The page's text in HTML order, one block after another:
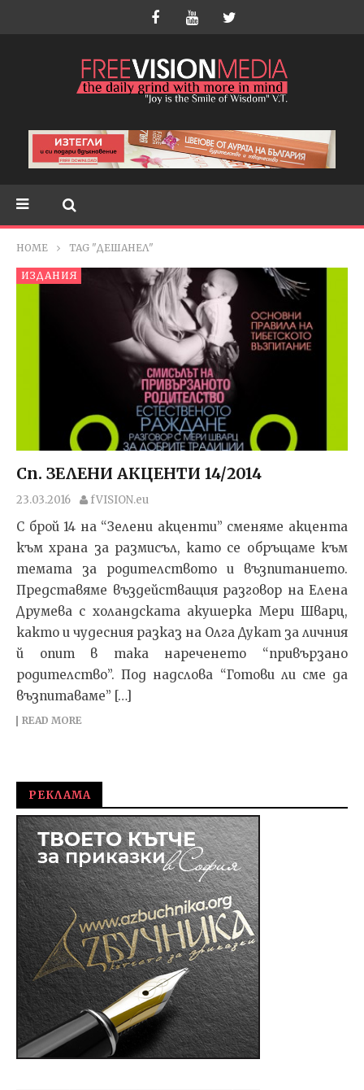
HOME TAG "ДЕШАНЕЛ"
ИЗДАНИЯ
Сп. ЗЕЛЕНИ АКЦЕНТИ 14/2014
23.03.2016 fVISION.eu
С брой 14 на “Зелени акценти” сменяме акцента
към храна за размисъл, като се обръщаме към
темата за родителството и възпитанието.
Представяме въздействащия разговор на Елена
Друмева с холандската акушерка Мери Шварц,
както и чудесния разказ на Олга Дукат за личния
й опит в така нареченето “привързано
родителство”. Под надслова “Готови ли сме да
възпитаваме” […]
READ MORE
РЕКЛАМА